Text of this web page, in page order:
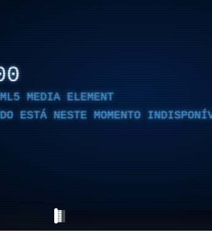
MEDIA ELEMENT
ESTÁ NESTE MOMENTO